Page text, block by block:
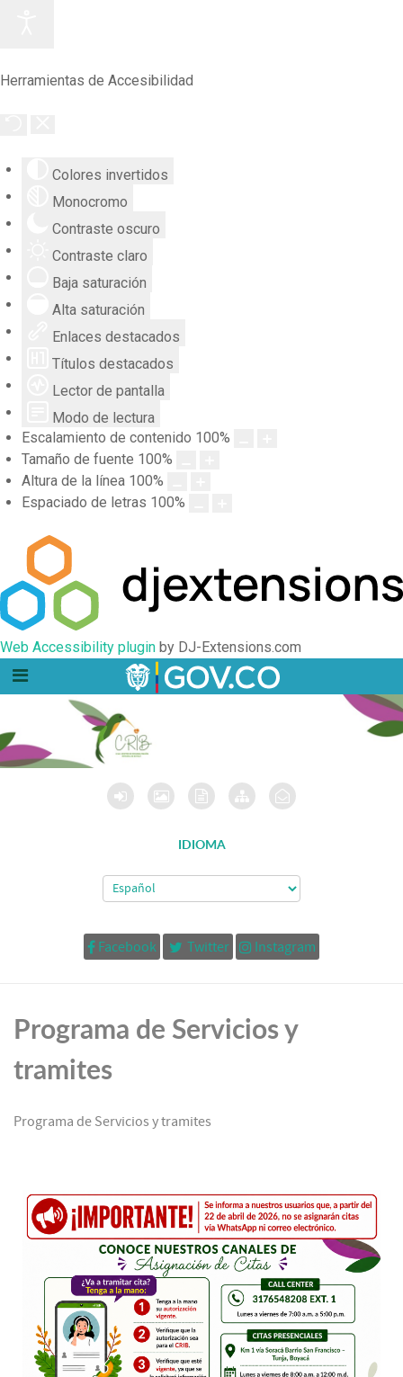
Herramientas de Accesibilidad
Colores invertidos
Monocromo
Contraste oscuro
Contraste claro
Baja saturación
Alta saturación
Enlaces destacados
Títulos destacados
Lector de pantalla
Modo de lectura
Escalamiento de contenido 100%
Tamaño de fuente 100%
Altura de la línea 100%
Espaciado de letras 100%
Web Accessibility plugin by DJ-Extensions.com
IDIOMA
Facebook Twitter Instagram
Programa de Servicios y
tramites
Programa de Servicios y tramites